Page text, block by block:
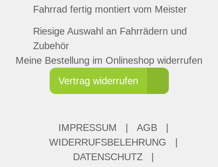
Fahrrad fertig montiert vom Meister
Riesige Auswahl an Fahrrädern und
Zubehör
Meine Bestellung im Onlineshop widerrufen
Vertrag widerrufen
IMPRESSUM AGB
WIDERRUFSBELEHRUNG
DATENSCHUTZ